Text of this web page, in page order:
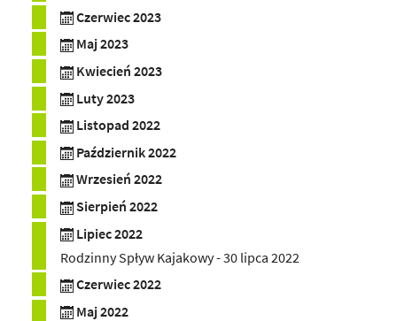
Czerwiec 2023
Maj 2023
Kwiecień 2023
Luty 2023
Listopad 2022
Październik 2022
Wrzesień 2022
Sierpień 2022
Lipiec 2022
Rodzinny Spływ Kajakowy - 30 lipca 2022
Czerwiec 2022
Maj 2022